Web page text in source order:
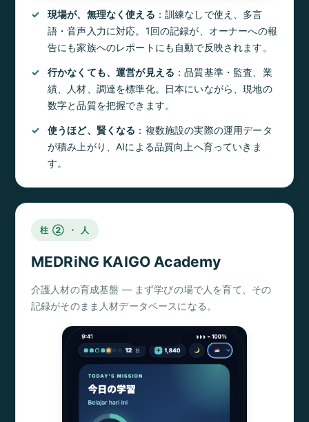
現場が、無理なく使える ：訓練なしで使え、多言
語・音声入力に対応。1回の記録が、オーナーへの報
告にも家族へのレポートにも自動で反映されます。
行かなくても、運営が見える ：品質基準・監査、業
績、人材、調達を標準化。日本にいながら、現地の
数字と品質を把握できます。
使うほど、賢くなる ：複数施設の実際の運用データ
が積み上がり、AIによる品質向上へ育っていきま
す。
柱 ② ・ 人
MEDRiNG KAIGO Academy
介護人材の育成基盤 ― まず学びの場で人を育て、その
記録がそのまま人材データベースになる。